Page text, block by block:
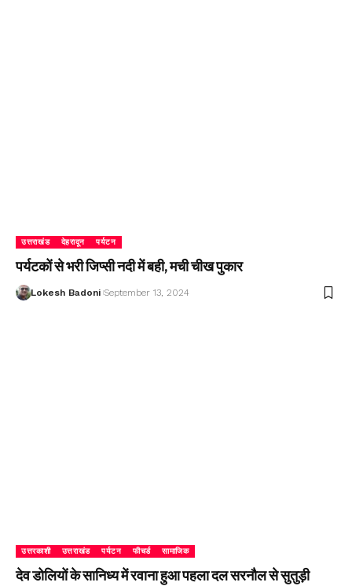
उत्तराखंड देहरादून पर्यटन
पर्यटकों से भरी जिप्सी नदी में बही, मची चीख पुकार
Lokesh Badoni September 13, 2024
उत्तरकाशी उत्तराखंड पर्यटन फीचर्ड सामाजिक
देव डोलियों के सानिध्य में रवाना हुआ पहला दल सरनौल से सुतुड़ी